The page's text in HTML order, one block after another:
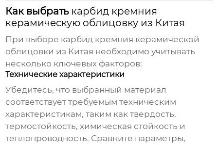
Как выбрать карбид кремния
керамическую облицовку из Китая
При выборе карбид кремния керамической
облицовки из Китая необходимо учитывать
несколько ключевых факторов:
Технические характеристики
Убедитесь, что выбранный материал
соответствует требуемым техническим
характеристикам, таким как твердость,
термостойкость, химическая стойкость и
теплопроводность. Сравните параметры,